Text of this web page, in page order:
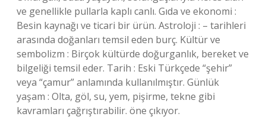
ve genellikle pullarla kaplı canlı. Gıda ve ekonomi :
Besin kaynağı ve ticari bir ürün. Astroloji : – tarihleri
arasında doğanları temsil eden burç. Kültür ve
sembolizm : Birçok kültürde doğurganlık, bereket ve
bilgeliği temsil eder. Tarih : Eski Türkçede “şehir”
veya “çamur” anlamında kullanılmıştır. Günlük
yaşam : Olta, göl, su, yem, pişirme, tekne gibi
kavramları çağrıştırabilir. öne çıkıyor.